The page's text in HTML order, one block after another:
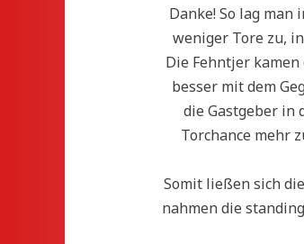
Danke! So lag
weniger Tore zu,
Die Fehntjer
besser mit dem
die Gastgeber
Torchance mehr
Somit ließen sich
nahmen die